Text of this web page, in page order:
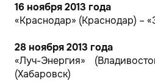
16 ноября 2013 года
«Краснодар» (Краснодар) –
28 ноября 2013 года
«Луч-Энергия»
(Хабаровск)